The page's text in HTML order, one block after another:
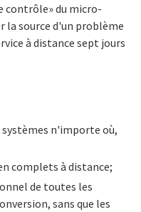
contrôle» du micro-
source d'un problème
à distance sept jours
n'importe où,
complets à distance;
de toutes les
sans que les